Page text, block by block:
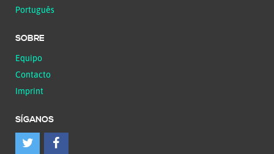
Português
SOBRE
Equipo
Contacto
Imprint
SÍGANOS